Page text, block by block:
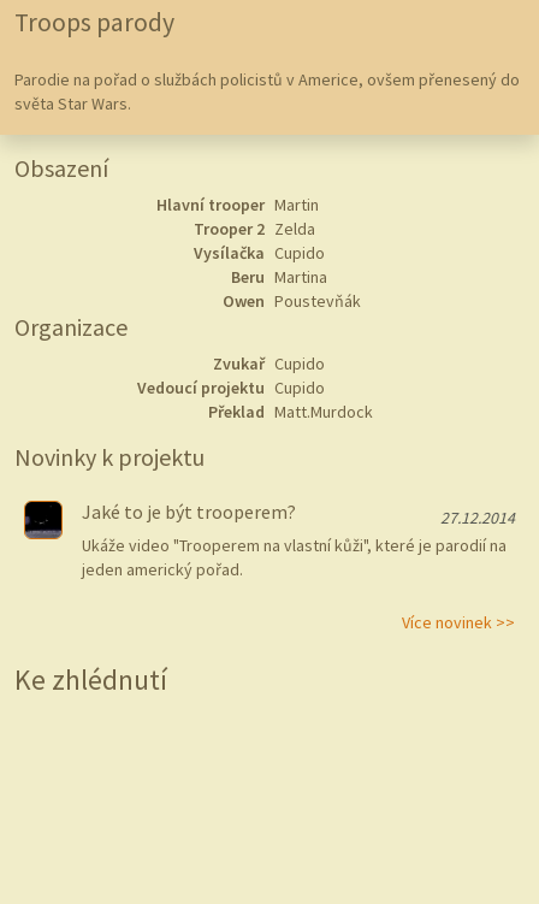
Troops parody
Parodie na pořad o službách policistů v Americe, ovšem přenesený do
světa Star Wars.
Obsazení
Hlavní trooper Martin
Trooper 2 Zelda
Vysílačka Cupido
Beru Martina
Owen Poustevňák
Organizace
Zvukař Cupido
Vedoucí projektu Cupido
Překlad Matt.Murdock
Novinky k projektu
Jaké to je být trooperem?
27.12.2014
Ukáže video "Trooperem na vlastní kůži", které je parodií na
jeden americký pořad.
Více novinek >>
Ke zhlédnutí